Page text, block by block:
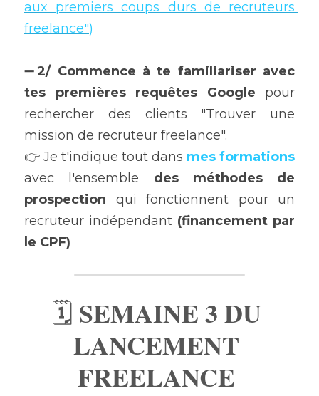
aux premiers coups durs de recruteurs
freelance")
➖2/ Commence à te familiariser avec
tes premières requêtes Google pour
rechercher des clients "Trouver une
mission de recruteur freelance".
👉 Je t'indique tout dans mes formations
avec l'ensemble des méthodes de
prospection qui fonctionnent pour un
recruteur indépendant (financement par
le CPF)
🗓 SEMAINE 3 DU
LANCEMENT
FREELANCE